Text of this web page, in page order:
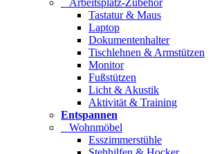
Arbeitsplatz-Zubehör
Tastatur & Maus
Laptop
Dokumentenhalter
Tischlehnen & Armstützen
Monitor
Fußstützen
Licht & Akustik
Aktivität & Training
Entspannen
Wohnmöbel
Esszimmerstühle